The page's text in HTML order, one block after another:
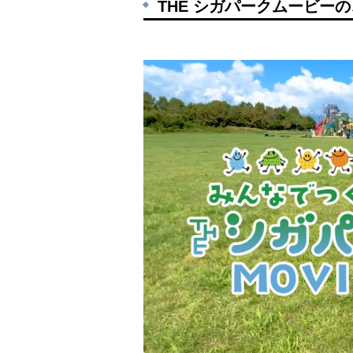
THE シガパークムービー